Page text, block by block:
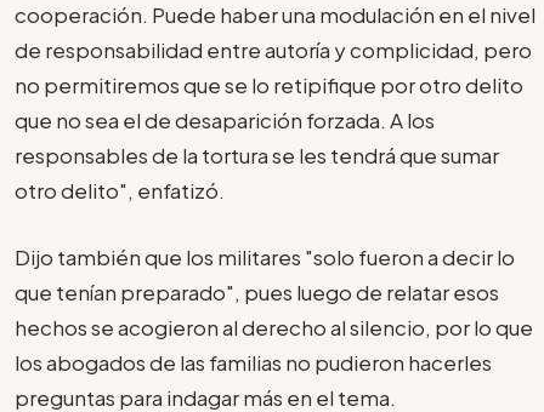
cooperación. Puede haber una modulación en el nivel
de responsabilidad entre autoría y complicidad, pero
no permitiremos que se lo retipifique por otro delito
que no sea el de desaparición forzada. A los
responsables de la tortura se les tendrá que sumar
otro delito", enfatizó.
Dijo también que los militares "solo fueron a decir lo
que tenían preparado", pues luego de relatar esos
hechos se acogieron al derecho al silencio, por lo que
los abogados de las familias no pudieron hacerles
preguntas para indagar más en el tema.